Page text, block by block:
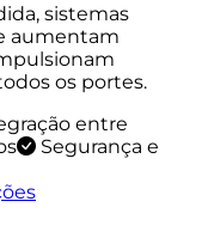
sistemas
aumentam
os portes.
entre
Segurança e